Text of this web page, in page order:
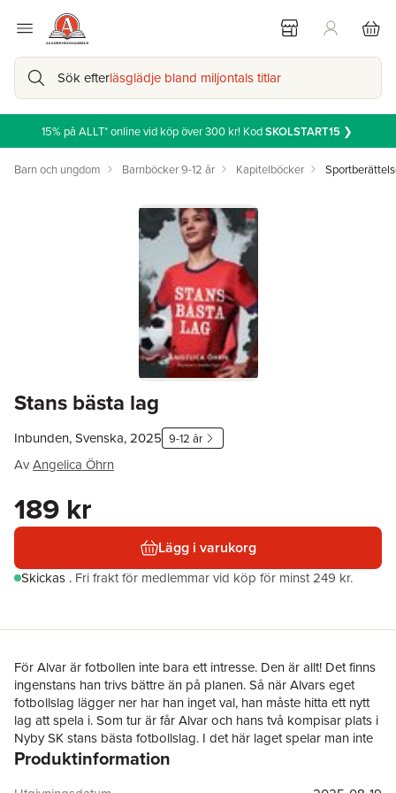
Sök efterläsglädje bland miljontals titlar
15% på ALLT* online vid köp över 300 kr! KodSKOLSTART15❯
Barn och ungdom Barnböcker 9-12 år Kapitelböcker
Stans bästa lag
Inbunden, Svenska, 2025 9-12 år
AvAngelica Öhrn
189 kr
Lägg i varukorg
Skickas . Fri frakt för medlemmar vid köp för minst 249 kr.
För Alvar är fotbollen inte bara ett intresse. Den är allt! Det finns
ingenstans han trivs bättre än på planen. Så när Alvars eget
fotbollslag lägger ner har han inget val, han måste hitta ett nytt
lag att spela i. Som tur är får Alvar och hans två kompisar plats i
Nyby SK stans bästa fotbollslag. I det här laget spelar man inte
för att ha kul, man spelar för att vinna. För att bli bäst. Till en
Produktinformation